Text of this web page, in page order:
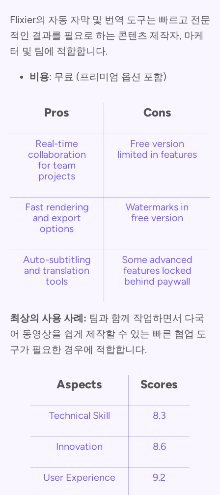
Flixier의 자동 자막 및 번역 도구는 빠르고 전문
적인 결과를 필요로 하는 콘텐츠 제작자, 마케
터 및 팀에 적합합니다.
비용: 무료 (프리미엄 옵션 포함)
Pros Cons
Real-time
collaboration
for team
projects
Free version
limited in features
Fast rendering
and export
options
Watermarks in
free version
Auto-subtitling
and translation
tools
Some advanced
features locked
behind paywall
최상의 사용 사례: 팀과 함께 작업하면서 다국
어 동영상을 쉽게 제작할 수 있는 빠른 협업 도
구가 필요한 경우에 적합합니다.
Aspects Scores
Technical Skill 8.3
Innovation 8.6
User Experience 9.2